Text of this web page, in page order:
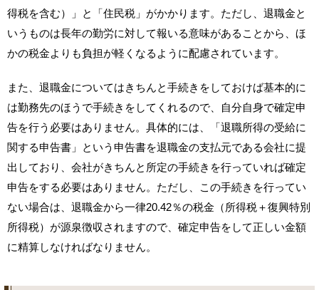
得税を含む）」と「住民税」がかかります。ただし、退職金と
いうものは長年の勤労に対して報いる意味があることから、ほ
かの税金よりも負担が軽くなるように配慮されています。
また、退職金についてはきちんと手続きをしておけば基本的に
は勤務先のほうで手続きをしてくれるので、自分自身で確定申
告を行う必要はありません。具体的には、「退職所得の受給に
関する申告書」という申告書を退職金の支払元である会社に提
出しており、会社がきちんと所定の手続きを行っていれば確定
申告をする必要はありません。ただし、この手続きを行ってい
ない場合は、退職金から一律20.42％の税金（所得税＋復興特別
所得税）が源泉徴収されますので、確定申告をして正しい金額
に精算しなければなりません。